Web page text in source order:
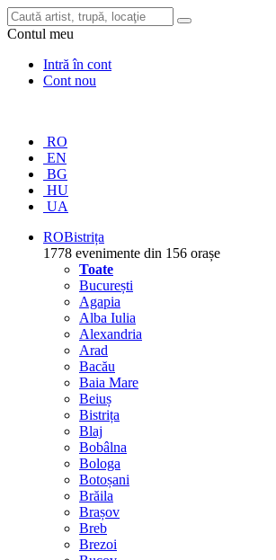
Contul meu
Intră în cont
Cont nou
RO
EN
BG
HU
UA
ROBistrița
1778 evenimente din 156 orașe
Toate
București
Agapia
Alba Iulia
Alexandria
Arad
Bacău
Baia Mare
Beiuș
Bistrița
Blaj
Bobâlna
Bologa
Botoșani
Brăila
Brașov
Breb
Brezoi